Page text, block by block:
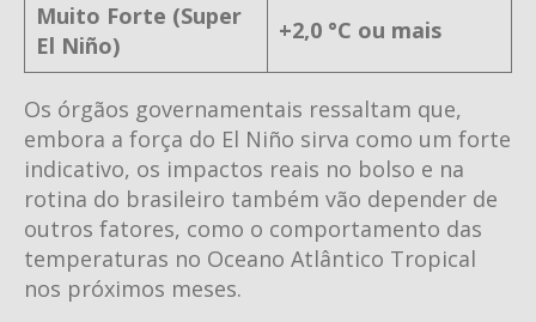
Muito Forte (Super
El Niño)
+2,0 °C ou mais
Os órgãos governamentais ressaltam que,
embora a força do El Niño sirva como um forte
indicativo, os impactos reais no bolso e na
rotina do brasileiro também vão depender de
outros fatores, como o comportamento das
temperaturas no Oceano Atlântico Tropical
nos próximos meses.